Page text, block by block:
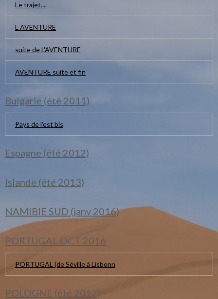
Le trajet....
L AVENTURE
suite de L'AVENTURE
AVENTURE suite et fin
Bulgarie (été 2011)
Pays de l'est bis
Espagne (été 2012)
Islande (été 2013)
NAMIBIE SUD (janv 2016)
PORTUGAL OCT 2016
PORTUGAL (de Séville à Lisbonn
POLOGNE (été 2017)